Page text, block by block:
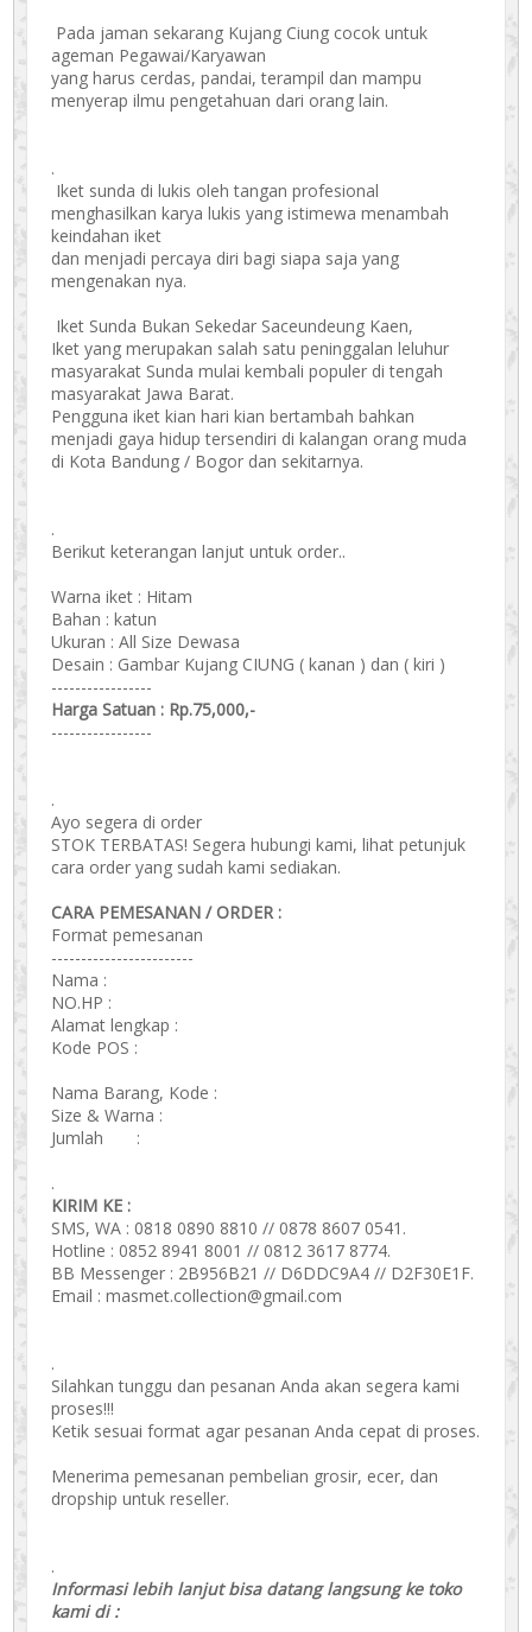
Pada jaman sekarang Kujang Ciung cocok untuk
ageman Pegawai/Karyawan
yang harus cerdas, pandai, terampil dan mampu
menyerap ilmu pengetahuan dari orang lain.
.
Iket sunda di lukis oleh tangan profesional
menghasilkan karya lukis yang istimewa menambah
keindahan iket
dan menjadi percaya diri bagi siapa saja yang
mengenakan nya.
Iket Sunda Bukan Sekedar Saceundeung Kaen,
Iket yang merupakan salah satu peninggalan leluhur
masyarakat Sunda mulai kembali populer di tengah
masyarakat Jawa Barat.
Pengguna iket kian hari kian bertambah bahkan
menjadi gaya hidup tersendiri di kalangan orang muda
di Kota Bandung / Bogor dan sekitarnya.
.
Berikut keterangan lanjut untuk order..
Warna iket : Hitam
Bahan : katun
Ukuran : All Size Dewasa
Desain : Gambar Kujang CIUNG ( kanan ) dan ( kiri )
-----------------
Harga Satuan : Rp.75,000,-
-----------------
.
Ayo segera di order
STOK TERBATAS! Segera hubungi kami, lihat petunjuk
cara order yang sudah kami sediakan.
CARA PEMESANAN / ORDER :
Format pemesanan
------------------------
Nama :
NO.HP :
Alamat lengkap :
Kode POS :
Nama Barang, Kode :
Size & Warna :
Jumlah :
.
KIRIM KE :
SMS, WA : 0818 0890 8810 // 0878 8607 0541.
Hotline : 0852 8941 8001 // 0812 3617 8774.
BB Messenger : 2B956B21 // D6DDC9A4 // D2F30E1F.
Email : masmet.collection@gmail.com
.
Silahkan tunggu dan pesanan Anda akan segera kami
proses!!!
Ketik sesuai format agar pesanan Anda cepat di proses.
Menerima pemesanan pembelian grosir, ecer, dan
dropship untuk reseller.
.
Informasi lebih lanjut bisa datang langsung ke toko
kami di :